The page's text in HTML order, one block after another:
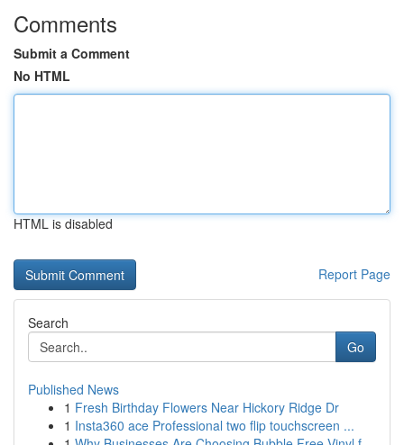
Comments
Submit a Comment
No HTML
HTML is disabled
Report Page
Search
Go
Published News
1 Fresh Birthday Flowers Near Hickory Ridge Dr
1 Insta360 ace Professional two flip touchscreen ...